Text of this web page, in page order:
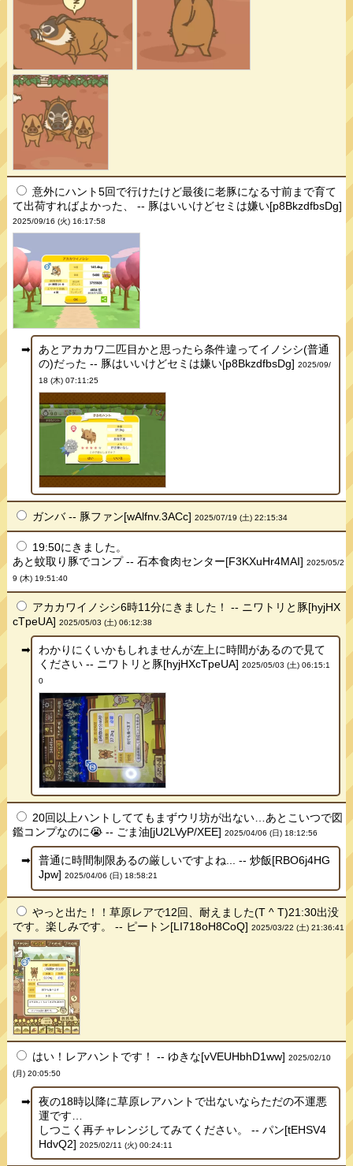
意外にハント5回で行けたけど最後に老豚になる寸前まで育て
て出荷すればよかった、 -- 豚はいいけどセミは嫌い[p8BkzdfbsDg]
2025/09/16 (火) 16:17:58
あとアカカワ二匹目かと思ったら条件違ってイノシシ(普通
の)だった -- 豚はいいけどセミは嫌い[p8BkzdfbsDg] 2025/09/
18 (木) 07:11:25
ガンバ -- 豚ファン[wAlfnv.3ACc]2025/07/19 (土) 22:15:34
19:50にきました。
あと蚊取り豚でコンプ -- 石本食肉センター[F3KXuHr4MAI]2025/05/2
9 (木) 19:51:40
アカカワイノシシ6時11分にきました！ -- ニワトリと豚[hyjHX
cTpeUA]2025/05/03 (土) 06:12:38
わかりにくいかもしれませんが左上に時間があるので見て
ください -- ニワトリと豚[hyjHXcTpeUA] 2025/05/03 (土) 06:15:1
0
20回以上ハントしててもまずウリ坊が出ない…あとこいつで図
鑑コンプなのに😭 -- ごま油[jU2LVyP/XEE]2025/04/06 (日) 18:12:56
普通に時間制限あるの厳しいですよね... -- 炒飯[RBO6j4HG
Jpw] 2025/04/06 (日) 18:58:21
やっと出た！！草原レアで12回、耐えました(T ^ T)21:30出没
です。楽しみです。 -- ピートン[LI718oH8CoQ]2025/03/22 (土) 21:36:41
はい！レアハントです！ -- ゆきな[vVEUHbhD1ww]2025/02/10
(月) 20:05:50
夜の18時以降に草原レアハントで出ないならただの不運悪
運です…
しつこく再チャレンジしてみてください。 -- パン[tEHSV4
HdvQ2] 2025/02/11 (火) 00:24:11